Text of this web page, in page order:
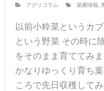
アグリコラム
菜園情報,
以前小粋菜というカ
という野菜 その時に
をそのまま育ててみ
かなりゆっくり育ち
ころで先日収穫して